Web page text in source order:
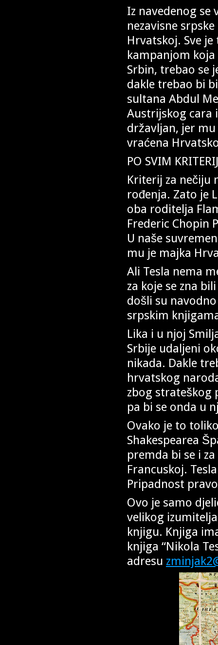
Iz navedenog se
nezavisne
Hrvatskoj. Sve
kampanjom koja
Srbin, trebao se
dakle trebao bi
sultana Abdul
Austrijskog cara
državljan, jer
vraćena
PO SVIM
Kriterij za nečiju
rođenja. Zato je
oba roditelja
Frederic Chopin
U naše
mu je majka
Ali Tesla nema
za koje se zna
došli su
srpskim
Lika i u njoj
Srbije udaljeni
nikada. Dakle
hrvatskog
zbog strateškog
pa bi se onda u
Ovako je to
Shakespearea
premda bi se i
Francuskoj.
Pripadnost
Ovo je samo
velikog
knjigu. Knjiga
knjiga “Nikola
adresu